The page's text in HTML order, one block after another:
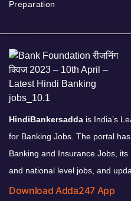
Preparation
HindiBankersadda is India’s
for Banking Jobs. The portal
Banking and Insurance Jobs,
and national level jobs, and
Download Adda247 App